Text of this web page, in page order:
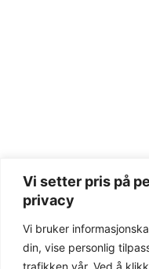
Vi setter pris på
privacy
Vi bruker
din, vise personlig
trafikken vår. Ved å